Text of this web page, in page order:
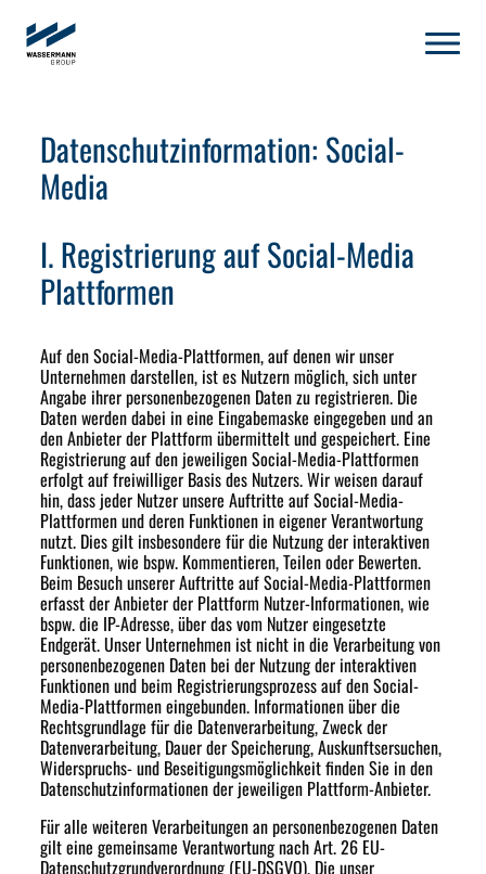
Datenschutzinformation: Social-
Media
I. Registrierung auf Social-Media
Plattformen
Auf den Social-Media-Plattformen, auf denen wir unser
Unternehmen darstellen, ist es Nutzern möglich, sich unter
Angabe ihrer personenbezogenen Daten zu registrieren. Die
Daten werden dabei in eine Eingabemaske eingegeben und an
den Anbieter der Plattform übermittelt und gespeichert. Eine
Registrierung auf den jeweiligen Social-Media-Plattformen
erfolgt auf freiwilliger Basis des Nutzers. Wir weisen darauf
hin, dass jeder Nutzer unsere Auftritte auf Social-Media-
Plattformen und deren Funktionen in eigener Verantwortung
nutzt. Dies gilt insbesondere für die Nutzung der interaktiven
Funktionen, wie bspw. Kommentieren, Teilen oder Bewerten.
Beim Besuch unserer Auftritte auf Social-Media-Plattformen
erfasst der Anbieter der Plattform Nutzer-Informationen, wie
bspw. die IP-Adresse, über das vom Nutzer eingesetzte
Endgerät. Unser Unternehmen ist nicht in die Verarbeitung von
personenbezogenen Daten bei der Nutzung der interaktiven
Funktionen und beim Registrierungsprozess auf den Social-
Media-Plattformen eingebunden. Informationen über die
Rechtsgrundlage für die Datenverarbeitung, Zweck der
Datenverarbeitung, Dauer der Speicherung, Auskunftsersuchen,
Widerspruchs- und Beseitigungsmöglichkeit finden Sie in den
Datenschutzinformationen der jeweiligen Plattform-Anbieter.
Für alle weiteren Verarbeitungen an personenbezogenen Daten
gilt eine gemeinsame Verantwortung nach Art. 26 EU-
Datenschutzgrundverordnung (EU-DSGVO). Die unser